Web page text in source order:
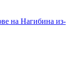
на Нагибина из-